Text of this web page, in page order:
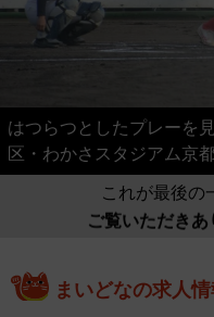
はつらつとしたプレーを
区・わかさスタジアム京都
これが最後の
ご覧いただきあ
まいどなの求人情